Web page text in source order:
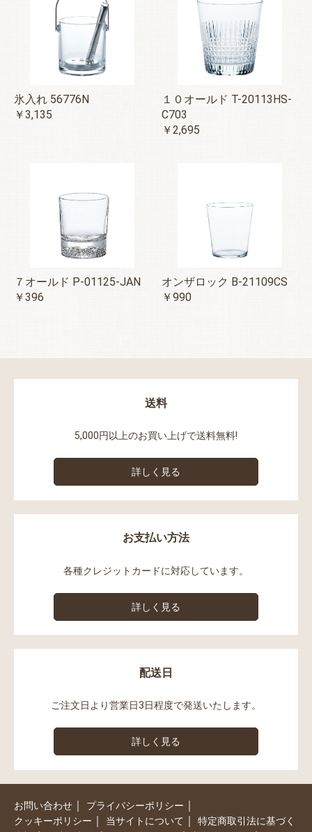
氷入れ 56776N
￥3,135
１０オールド T-20113HS-
C703
￥2,695
７オールド P-01125-JAN
￥396
オンザロック B-21109CS
￥990
送料
5,000円以上のお買い上げで送料無料!
詳しく見る
お支払い方法
各種クレジットカードに対応しています。
詳しく見る
配送日
ご注文日より営業日3日程度で発送いたします。
詳しく見る
お問い合わせ ｜ プライバシーポリシー ｜
クッキーポリシー ｜ 当サイトについて ｜ 特定商取引法に基づく